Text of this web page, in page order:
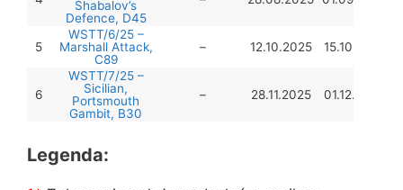
Shabalov’s
Defence, D45
5
WSTT/6/25 –
Marshall Attack,
C89
– 12.10.2025 15.10.2025
6
WSTT/7/25 –
Sicilian,
Portsmouth
Gambit, B30
– 28.11.2025 01.12.2025
Legenda: